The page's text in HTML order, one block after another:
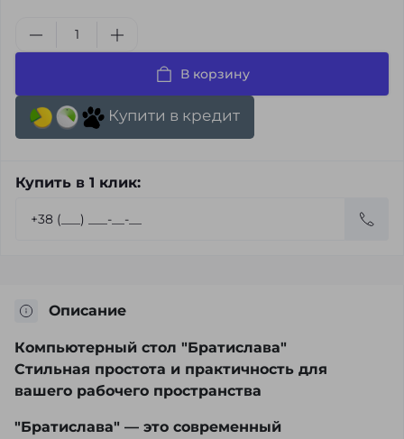
В корзину
Купити в кредит
Купить в 1 клик:
Описание
Компьютерный стол "Братислава"
Стильная простота и практичность для
вашего рабочего пространства
"Братислава" — это современный